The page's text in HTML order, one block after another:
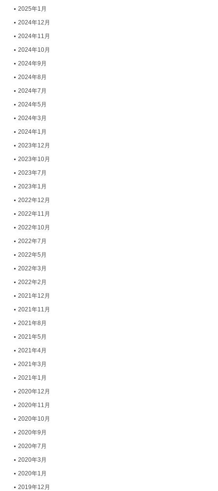
2025年1月
2024年12月
2024年11月
2024年10月
2024年9月
2024年8月
2024年7月
2024年5月
2024年3月
2024年1月
2023年12月
2023年10月
2023年7月
2023年1月
2022年12月
2022年11月
2022年10月
2022年7月
2022年5月
2022年3月
2022年2月
2021年12月
2021年11月
2021年8月
2021年5月
2021年4月
2021年3月
2021年1月
2020年12月
2020年11月
2020年10月
2020年9月
2020年7月
2020年3月
2020年1月
2019年12月